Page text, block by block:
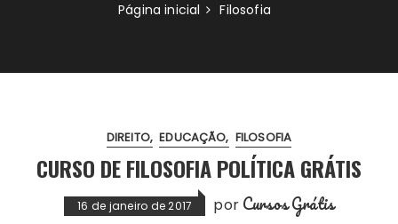
Página inicial Filosofia
DIREITO EDUCAÇÃO FILOSOFIA
CURSO DE FILOSOFIA POLÍTICA GRÁTIS
16 de janeiro de 2017 por Cursos Grátis